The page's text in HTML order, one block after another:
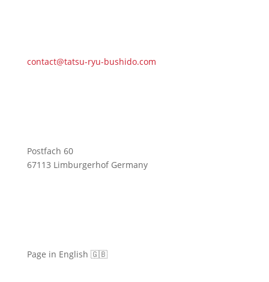
contact@tatsu-ryu-bushido.com
Postfach 60
67113 Limburgerhof Germany
Page in English 🇬🇧